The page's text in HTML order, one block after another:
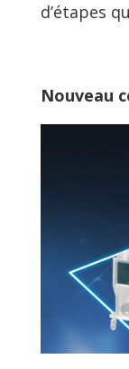
d’étapes
Nouveau